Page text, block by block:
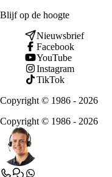
Blijf op de hoogte
Nieuwsbrief
Facebook
YouTube
Instagram
TikTok
Copyright © 1986 - 2026
Copyright © 1986 - 2026